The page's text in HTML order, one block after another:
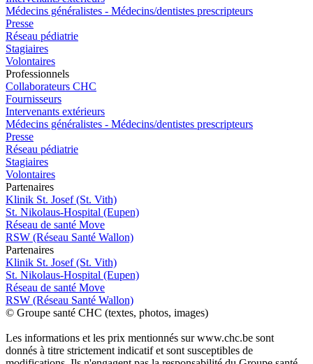
Médecins généralistes - Médecins/dentistes prescripteurs
Presse
Réseau pédiatrie
Stagiaires
Volontaires
Professionnels
Collaborateurs CHC
Fournisseurs
Intervenants extérieurs
Médecins généralistes - Médecins/dentistes prescripteurs
Presse
Réseau pédiatrie
Stagiaires
Volontaires
Partenaires
Klinik St. Josef (St. Vith)
St. Nikolaus-Hospital (Eupen)
Réseau de santé Move
RSW (Réseau Santé Wallon)
Partenaires
Klinik St. Josef (St. Vith)
St. Nikolaus-Hospital (Eupen)
Réseau de santé Move
RSW (Réseau Santé Wallon)
© Groupe santé CHC (textes, photos, images)
Les informations et les prix mentionnés sur www.chc.be sont
donnés à titre strictement indicatif et sont susceptibles de